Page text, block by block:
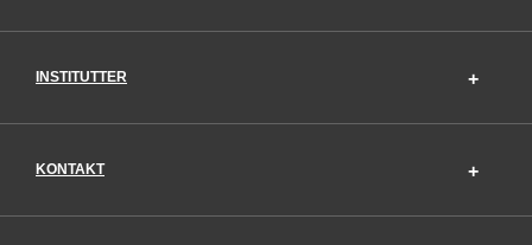
INSTITUTTER
KONTAKT